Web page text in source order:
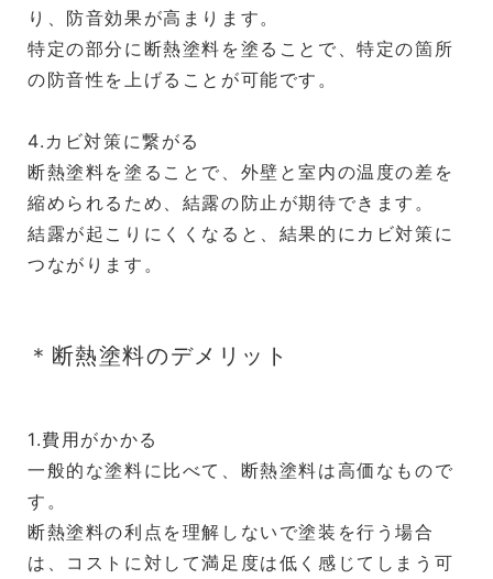
り、防音効果が高まります。
特定の部分に断熱塗料を塗ることで、特定の箇所
の防音性を上げることが可能です。
4.カビ対策に繋がる
断熱塗料を塗ることで、外壁と室内の温度の差を
縮められるため、結露の防止が期待できます。
結露が起こりにくくなると、結果的にカビ対策に
つながります。
＊断熱塗料のデメリット
1.費用がかかる
一般的な塗料に比べて、断熱塗料は高価なもので
す。
断熱塗料の利点を理解しないで塗装を行う場合
は、コストに対して満足度は低く感じてしまう可